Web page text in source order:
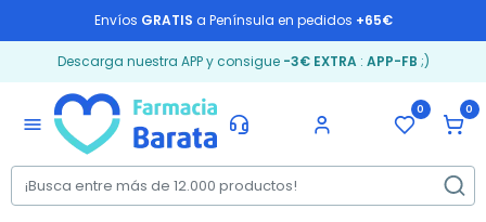
Envíos GRATIS a Península en pedidos +65€
Descarga nuestra APP y consigue -3€ EXTRA: APP-FB ;)
menu
0 0